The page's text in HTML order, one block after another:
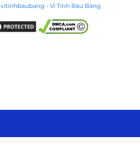
vitinhbaubang - Vi Tính Bàu Bàng